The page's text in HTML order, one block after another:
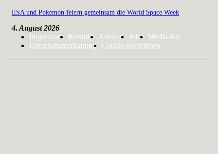
ESA und Pokémon feiern gemeinsam die World Space Week
4. August 2026
Impressum
Kontakt Autoren Jobs
Media-Kit
Datenschutzerklärung
Cookie-Richtlinien